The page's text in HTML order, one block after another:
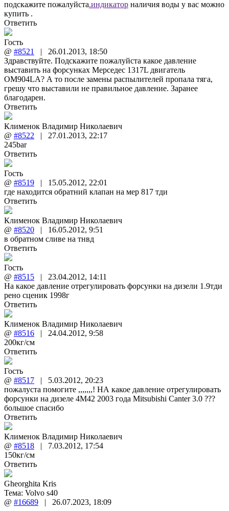
подскажите пожалуйста.индикатор наличия воды у вас можно
купить .
Ответить
Гость
@ #8521 | 26.01.2013, 18:50
Здравствуйте. Подскажите пожалуйста какое давление
выставить на форсунках Мерседес 1317L двигатель
OM904LA? А то после замены распылителей пропала тяга,
грешу что выставили не правильное давление. Заранее
благодарен.
Ответить
Клименок Владимир Николаевич
@ #8522 | 27.01.2013, 22:17
245bar
Ответить
Гость
@ #8519 | 15.05.2012, 22:01
где находится обратний клапан на мер 817 тди
Ответить
Клименок Владимир Николаевич
@ #8520 | 16.05.2012, 9:51
в обратном сливе на тнвд
Ответить
Гость
@ #8515 | 23.04.2012, 14:11
На какое давление отрегулировать форсунки на дизели 1.9тди
рено сценик 1998г
Ответить
Клименок Владимир Николаевич
@ #8516 | 24.04.2012, 9:58
200кг/см
Ответить
Гость
@ #8517 | 5.03.2012, 20:23
пожалуста помогите ,,,,,,,! НА какое давление отрегулировать
форсунки на дизеле 4М42 2003 года Mitsubishi Canter 3.0 ???
большое спасибо
Ответить
Клименок Владимир Николаевич
@ #8518 | 7.03.2012, 17:54
150кг/см
Ответить
Gheorghita Kris
Тема: Volvo s40
@ #16689 | 26.07.2023, 18:09